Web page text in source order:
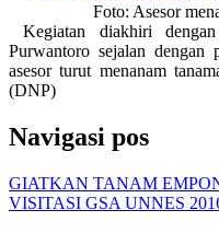
Foto: Asesor
Kegiatan diakhiri
Purwantoro sejalan dengan
asesor turut menanam
(DNP)
Navigasi pos
GIATKAN TANAM
VISITASI GSA UNNES